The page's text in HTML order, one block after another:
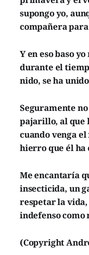
supongo yo,
compañera
Y en eso baso
durante el
nido, se ha
Seguramente
pajarillo, al que
cuando venga
hierro que él ha
Me encantaría
insecticida, un
respetar la
indefenso
(Copyright